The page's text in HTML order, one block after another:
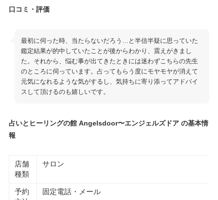
口コミ・評価
最初に伺った時、当たらないだろう…と半信半疑に思っていた
鑑定結果が的中していたことが後からわかり、震えがきまし
た。それから、悩む事が出てきたときには迷わずこちらの先生
のところに伺っています。占ってもらう度にモヤモヤが消えて
元気になれるような気がするし、気持ちに寄り添ってアドバイ
スして頂けるのも嬉しいです。
占いとヒーリングの館 Angelsdoor〜エンジェルズドア の基本情
報
店舗
種類
サロン
予約
固定電話・メール